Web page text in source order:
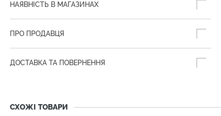
НАЯВНІСТЬ В МАГАЗИНАХ
ПРО ПРОДАВЦЯ
ДОСТАВКА ТА ПОВЕРНЕННЯ
СХОЖІ ТОВАРИ